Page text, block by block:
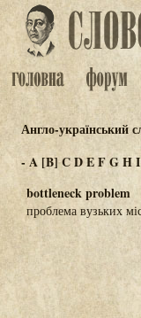
Англо-український
-A [B] CDEFGHI
bottleneck problem
проблема вузьких